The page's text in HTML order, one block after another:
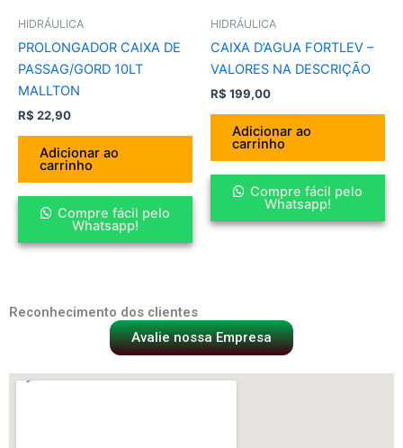
HIDRÁULICA
PROLONGADOR CAIXA DE
PASSAG/GORD 10LT
MALLTON
R$ 22,90
Adicionar ao
carrinho
Compre fácil pelo
Whatsapp!
HIDRÁULICA
CAIXA D’AGUA FORTLEV –
VALORES NA DESCRIÇÃO
R$ 199,00
Adicionar ao
carrinho
Compre fácil pelo
Whatsapp!
Reconhecimento dos clientes
Avalie nossa Empresa